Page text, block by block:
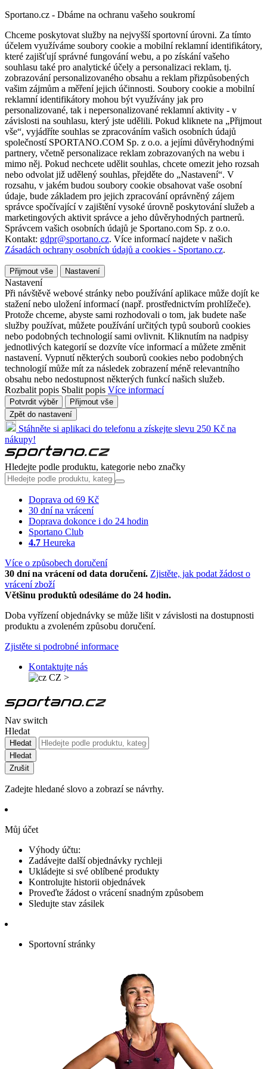
Sportano.cz - Dbáme na ochranu vašeho soukromí
Chceme poskytovat služby na nejvyšší sportovní úrovni. Za tímto
účelem využíváme soubory cookie a mobilní reklamní identifikátory,
které zajišťují správné fungování webu, a po získání vašeho
souhlasu také pro analytické účely a personalizaci reklam, tj.
zobrazování personalizovaného obsahu a reklam přizpůsobených
vašim zájmům a měření jejich účinnosti. Soubory cookie a mobilní
reklamní identifikátory mohou být využívány jak pro
personalizované, tak i nepersonalizované reklamní aktivity - v
závislosti na souhlasu, který jste udělili. Pokud kliknete na „Přijmout
vše“, vyjádříte souhlas se zpracováním vašich osobních údajů
společností SPORTANO.COM Sp. z o.o. a jejími důvěryhodnými
partnery, včetně personalizace reklam zobrazovaných na webu i
mimo něj. Pokud nechcete udělit souhlas, chcete omezit jeho rozsah
nebo odvolat již udělený souhlas, přejděte do „Nastavení“. V
rozsahu, v jakém budou soubory cookie obsahovat vaše osobní
údaje, bude základem pro jejich zpracování oprávněný zájem
správce spočívající v zajištění vysoké úrovně poskytování služeb a
marketingových aktivit správce a jeho důvěryhodných partnerů.
Správcem vašich osobních údajů je Sportano.com Sp. z o.o.
Kontakt: gdpr@sportano.cz. Více informací najdete v našich
Zásadách ochrany osobních údajů a cookies - Sportano.cz.
Přijmout vše Nastavení
Nastavení
Při návštěvě webové stránky nebo používání aplikace může dojít ke
stažení nebo uložení informací (např. prostřednictvím prohlížeče).
Protože chceme, abyste sami rozhodovali o tom, jak budete naše
služby používat, můžete používání určitých typů souborů cookies
nebo podobných technologií sami ovlivnit. Kliknutím na nadpisy
jednotlivých kategorií se dozvíte více informací a můžete změnit
nastavení. Vypnutí některých souborů cookies nebo podobných
technologií může mít za následek zobrazení méně relevantního
obsahu nebo nedostupnost některých funkcí našich služeb.
Rozbalit popis Sbalit popis Více informací
Potvrdit výběr
Přijmout vše
Zpět do nastavení
Stáhněte si aplikaci do telefonu a získejte slevu 250 Kč na
nákupy!
Hledejte podle produktu, kategorie nebo značky
Doprava od 69 Kč
30 dní na vrácení
Doprava dokonce i do 24 hodin
Sportano Club
4.7 Heureka
Více o způsobech doručení
30 dní na vrácení od data doručení. Zjistěte, jak podat žádost o
vrácení zboží
Většinu produktů odesíláme do 24 hodin.
Doba vyřízení objednávky se může lišit v závislosti na dostupnosti
produktu a zvoleném způsobu doručení.
Zjistěte si podrobné informace
Kontaktujte nás
CZ >
Nav switch
Hledat
Hledat
Hledat
Zrušit
Zadejte hledané slovo a zobrazí se návrhy.
Můj účet
Výhody účtu:
Zadávejte další objednávky rychleji
Ukládejte si své oblíbené produkty
Kontrolujte historii objednávek
Proveďte žádost o vrácení snadným způsobem
Sledujte stav zásilek
Sportovní stránky